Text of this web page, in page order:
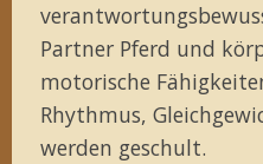
Partner Pferd und
motorische
Rhythmus,
werden geschult.